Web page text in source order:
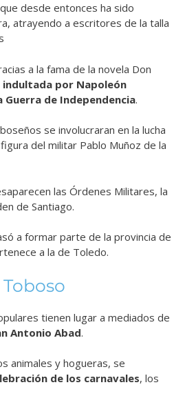
desde entonces ha sido
atrayendo a escritores de la talla
a la fama de la novela Don
indultada por Napoleón
de Independencia.
se involucraran en la lucha
del militar Pablo Muñoz de la
las Órdenes Militares, la
de Santiago.
a formar parte de la provincia de
a la de Toledo.
tienen lugar a mediados de
Antonio Abad.
animales y hogueras, se
de los carnavales, los